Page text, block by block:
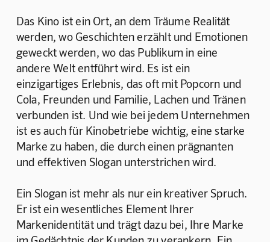
Das Kino ist ein Ort, an dem Träume Realität
werden, wo Geschichten erzählt und Emotionen
geweckt werden, wo das Publikum in eine
andere Welt entführt wird. Es ist ein
einzigartiges Erlebnis, das oft mit Popcorn und
Cola, Freunden und Familie, Lachen und Tränen
verbunden ist. Und wie bei jedem Unternehmen
ist es auch für Kinobetriebe wichtig, eine starke
Marke zu haben, die durch einen prägnanten
und effektiven Slogan unterstrichen wird.
Ein Slogan ist mehr als nur ein kreativer Spruch.
Er ist ein wesentliches Element Ihrer
Markenidentität und trägt dazu bei, Ihre Marke